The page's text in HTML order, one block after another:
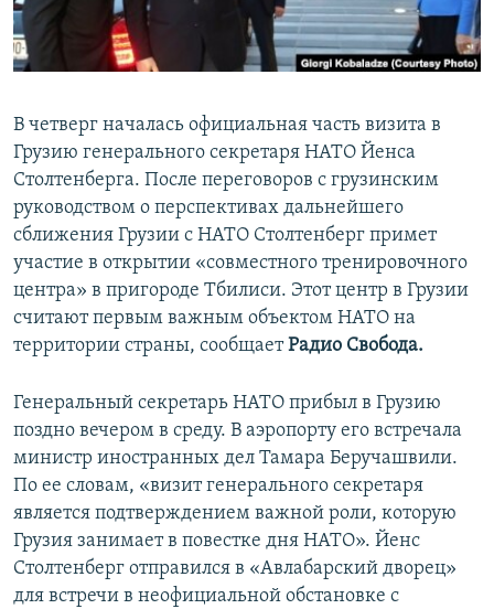
ПОБЕДИТЕЛЕЙ НЕ СУДЯТ?
КРЫМ.НЕПОКОРЕННЫЙ
УКРАИНСКАЯ ПРОБЛЕМА КРЫМА
ПРИСОЕДИНЯЙТЕСЬ!
Все сайты RFE/RL
В четверг началась официальная часть визита в
Грузию генерального секретаря НАТО Йенса
Столтенберга. После переговоров с грузинским
руководством о перспективах дальнейшего
сближения Грузии с НАТО Столтенберг примет
участие в открытии «совместного тренировочного
центра» в пригороде Тбилиси. Этот центр в Грузии
считают первым важным объектом НАТО на
территории страны, сообщаетРадио Свобода.
Генеральный секретарь НАТО прибыл в Грузию
поздно вечером в среду. В аэропорту его встречала
министр иностранных дел Тамара Беручашвили.
По ее словам, «визит генерального секретаря
является подтверждением важной роли, которую
Грузия занимает в повестке дня НАТО». Йенс
Столтенберг отправился в «Авлабарский дворец»
для встречи в неофициальной обстановке с